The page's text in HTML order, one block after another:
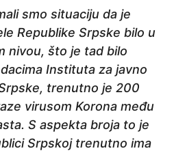
smo situaciju da je
Republike Srpske bilo u
nivou, što je tad bilo
Instituta za javno
trenutno je 200
virusom Korona među
S aspekta broja to je
Srpskoj trenutno ima